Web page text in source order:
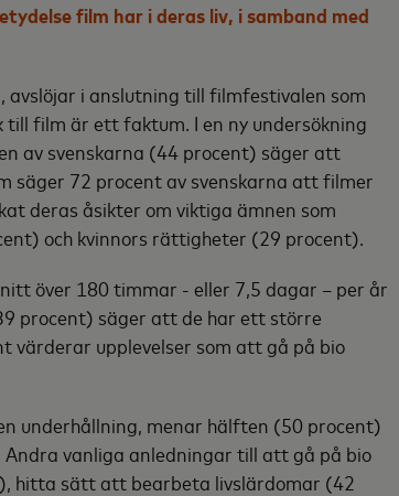
film har i deras liv, i samband med
i anslutning till filmfestivalen som
film är ett faktum. I en ny undersökning
av svenskarna (44 procent) säger att
säger 72 procent av svenskarna att filmer
deras åsikter om viktiga ämnen som
och kvinnors rättigheter (29 procent).
över 180 timmar - eller 7,5 dagar – per år
procent) säger att de har ett större
värderar upplevelser som att gå på bio
underhållning, menar hälften (50 procent)
vanliga anledningar till att gå på bio
hitta sätt att bearbeta livslärdomar (42